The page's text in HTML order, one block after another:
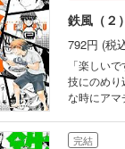
鉄風（２）
792円 (税
「楽しい
技にのめり
な時にア
完結